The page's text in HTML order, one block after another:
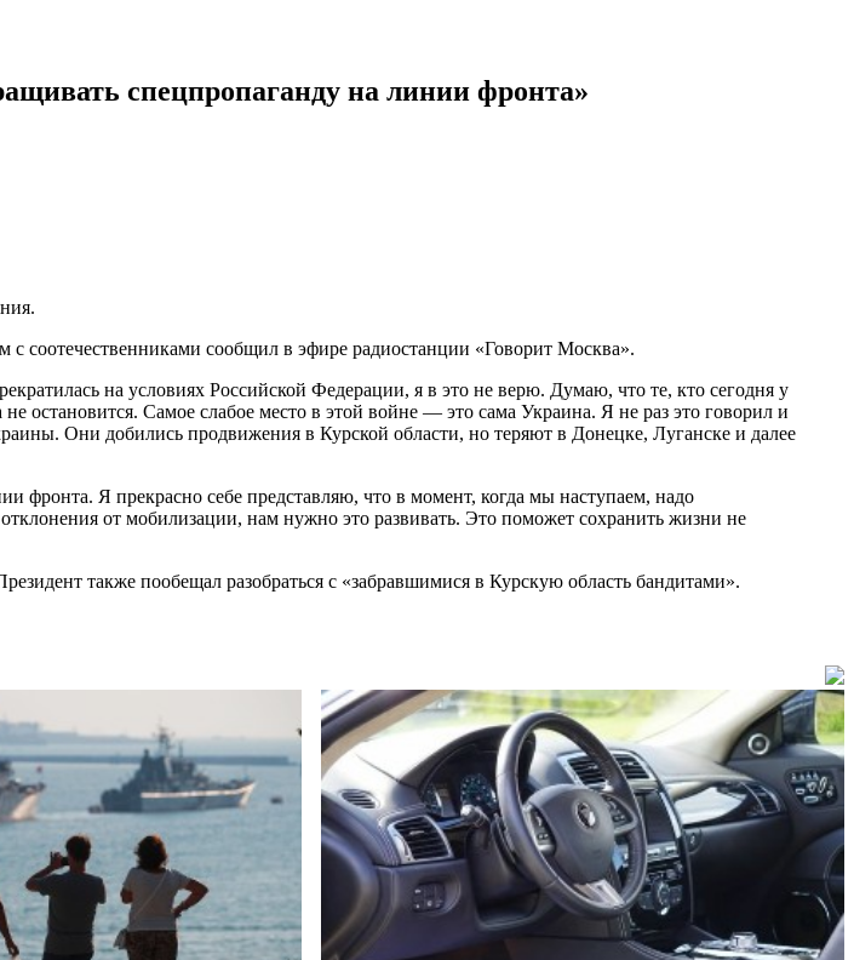
спецпропаганду на линии фронта»
соотечественниками сообщил в эфире радиостанции «Говорит Москва».
на условиях Российской Федерации, я в это не верю. Думаю, что те, кто сегодня у
остановится. Самое слабое место в этой войне — это сама Украина. Я не раз это говорил и
Они добились продвижения в Курской области, но теряют в Донецке, Луганске и далее
Я прекрасно себе представляю, что в момент, когда мы наступаем, надо
от мобилизации, нам нужно это развивать. Это поможет сохранить жизни не
также пообещал разобраться с «забравшимися в Курскую область бандитами».